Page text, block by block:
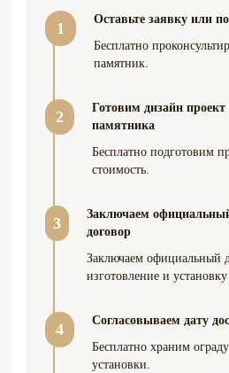
Монтаж борта тротуарного на
периметр 2,0 * 2,3 м
Монтаж борта тротуарного на
Монтаж борта тротуарного на
периметр 4,0 * 2,3 м
Укладка плитки тротуарной на
со стяжкой с армированием 8
стяжкой с армированием 8 см,
Укладка плитки гранитной на
1
Оставьте заявку или
Бесплатно
памятник.
2
Готовим дизайн проект
памятника
Бесплатно подготовим
стоимость.
3
Заключаем
договор
Заключаем официальный
изготовление и
4
Согласовываем дату
Бесплатно храним
установки.